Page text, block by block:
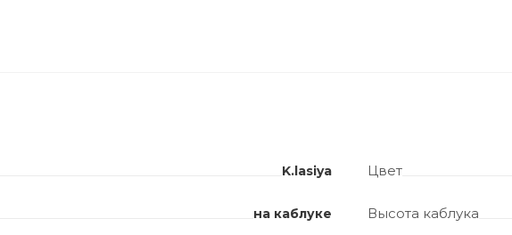
K.lasiya Цвет
на каблуке Высота каблука